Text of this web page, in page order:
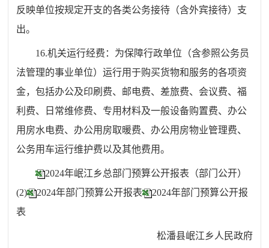
反映单位按规定开支的各类公务接待（含外宾接待）支
出。
16.机关运行经费：为保障行政单位（含参照公务员
法管理的事业单位）运行用于购买货物和服务的各项资
金，包括办公及印刷费、邮电费、差旅费、会议费、福
利费、日常维修费、专用材料及一般设备购置费、办公
用房水电费、办公用房取暖费、办公用房物业管理费、
公务用车运行维护费以及其他费用。
2024年岷江乡总部门预算公开报表（部门公开）
(2)
2024年部门预算公开报表
2024年部门预算公开报
表
松潘县岷江乡人民政府